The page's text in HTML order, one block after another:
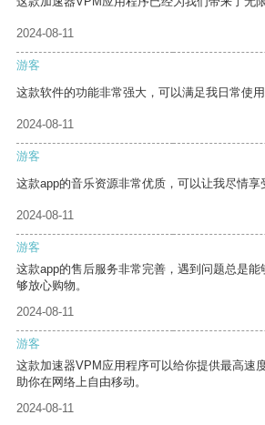
2024-08-11
游客
这款软件的功能非常强大，可以满足我日常使用
2024-08-11
游客
这款app的音乐资源非常优质，可以让我尽情享
2024-08-11
游客
这款app的售后服务非常完善，遇到问题总是
够放心购物。
2024-08-11
游客
这款加速器VPM应用程序可以给你提供最高速
助你在网络上自由移动。
2024-08-11